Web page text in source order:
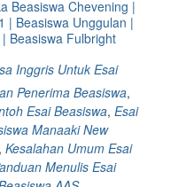
Beasiswa Chevening |
| Beasiswa Unggulan |
Beasiswa Fulbright
Inggris Untuk Esai
Penerima Beasiswa,
Esai Beasiswa, Esai
Manaaki New
, Kesalahan Umum Esai
Menulis Esai